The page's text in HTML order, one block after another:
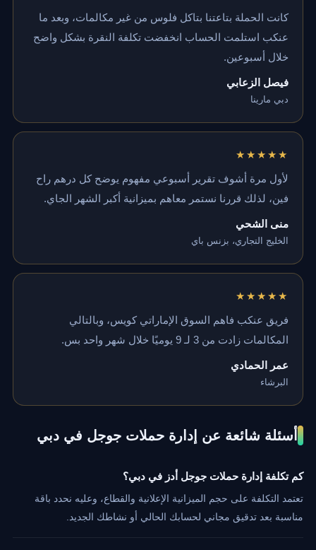
كانت الحملة بتاعتنا بتاكل فلوس من غير مكالمات، وبعد ما
عنكب استلمت الحساب انخفضت تكلفة النقرة بشكل واضح
خلال أسبوعين.
فيصل الزعابي
دبي مارينا
★★★★★
لأول مرة أشوف تقرير أسبوعي مفهوم يوضح كل درهم راح
فين، لذلك قررنا نستمر معاهم بميزانية أكبر الشهر الجاي.
منى الشحي
الخليج التجاري، بزنس باي
★★★★★
فريق عنكب فاهم السوق الإماراتي كويس، وبالتالي
المكالمات زادت من 3 لـ 9 يوميًا خلال شهر واحد بس.
عمر الحمادي
البرشاء
أسئلة شائعة عن إدارة حملات جوجل في دبي
كم تكلفة إدارة حملات جوجل أدز في دبي؟
تعتمد التكلفة على حجم الميزانية الإعلانية والقطاع، وعليه نحدد باقة
مناسبة بعد تدقيق مجاني لحسابك الحالي أو نشاطك الجديد.